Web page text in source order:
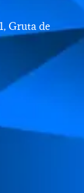
Gruta de